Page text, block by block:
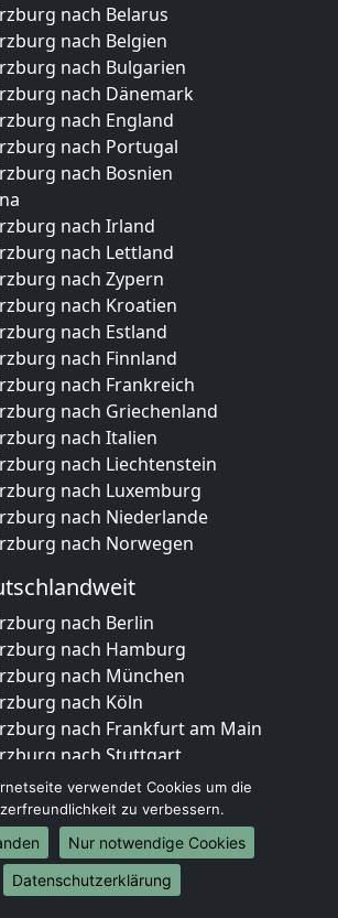
nach Belarus
nach Belgien
nach Bulgarien
nach Dänemark
nach England
nach Portugal
nach Bosnien
nach Irland
nach Lettland
nach Zypern
nach Kroatien
nach Estland
nach Finnland
nach Frankreich
nach Griechenland
nach Italien
nach Liechtenstein
nach Luxemburg
nach Niederlande
nach Norwegen
nach Berlin
nach Hamburg
nach München
nach Köln
nach Frankfurt am Main
nach Stuttgart
nach Düsseldorf
nach Leipzig
nach Dortmund
nach Essen
nach Bremen
verwendet Cookies um die
zu verbessern.
Nur notwendige Cookies
Datenschutzerklärung